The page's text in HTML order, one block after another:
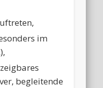
im
begleitende